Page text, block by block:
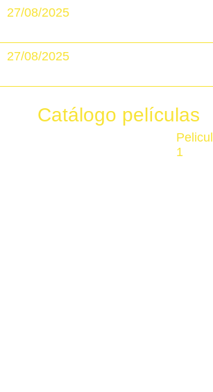
27/08/2025
27/08/2025
Catálogo películas
1